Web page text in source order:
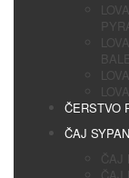
ČERSTVO
ČAJ
ČAJ